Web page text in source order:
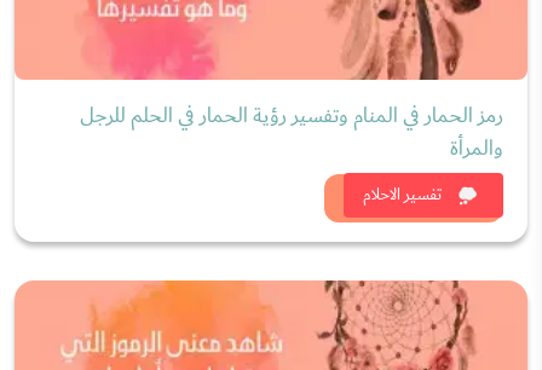
تفسير الاحلام
رمز الحمار في المنام وتفسير رؤية الحمار في الحلم للرجل
والمرأة
شاهد الان